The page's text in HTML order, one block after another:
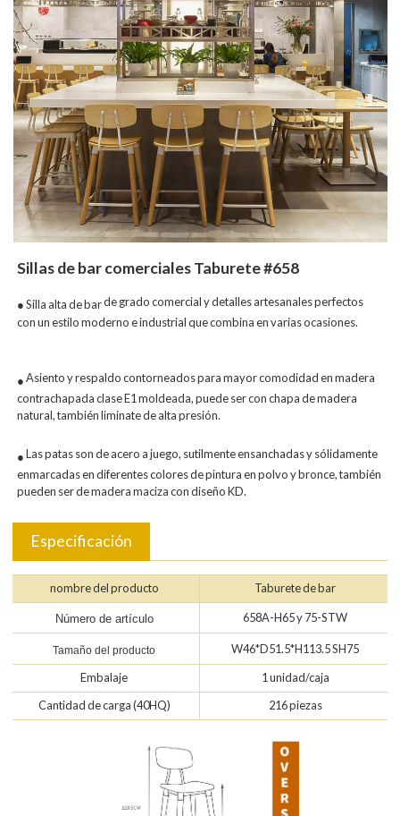
Sillas de bar comerciales Taburete #658
● Silla alta de barde grado comercial y detalles artesanales perfectos
con un estilo moderno e industrial que combina en varias ocasiones.
● Asiento y respaldo contorneados para mayor comodidad en madera
contrachapada clase E1 moldeada, puede ser con chapa de madera
natural, también liminate de alta presión.
● Las patas son de acero a juego, sutilmente ensanchadas y sólidamente
enmarcadas en diferentes colores de pintura en polvo y bronce, también
pueden ser de madera maciza con diseño KD.
Especificación
nombre del producto Taburete de bar
Número de artículo 658A-H65 y 75-STW
Tamaño del producto W46*D51.5*H113.5 SH75
Embalaje
1 unidad/caja
Cantidad de carga (40HQ)
216 piezas